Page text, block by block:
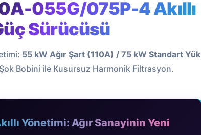
055G/075P-4 Akıllı
Sürücüsü
55 kW Ağır Şart (110A) / 75 kW Standart Yük
Bobini ile Kusursuz Harmonik Filtrasyon.
Yönetimi: Ağır Sanayinin Yeni